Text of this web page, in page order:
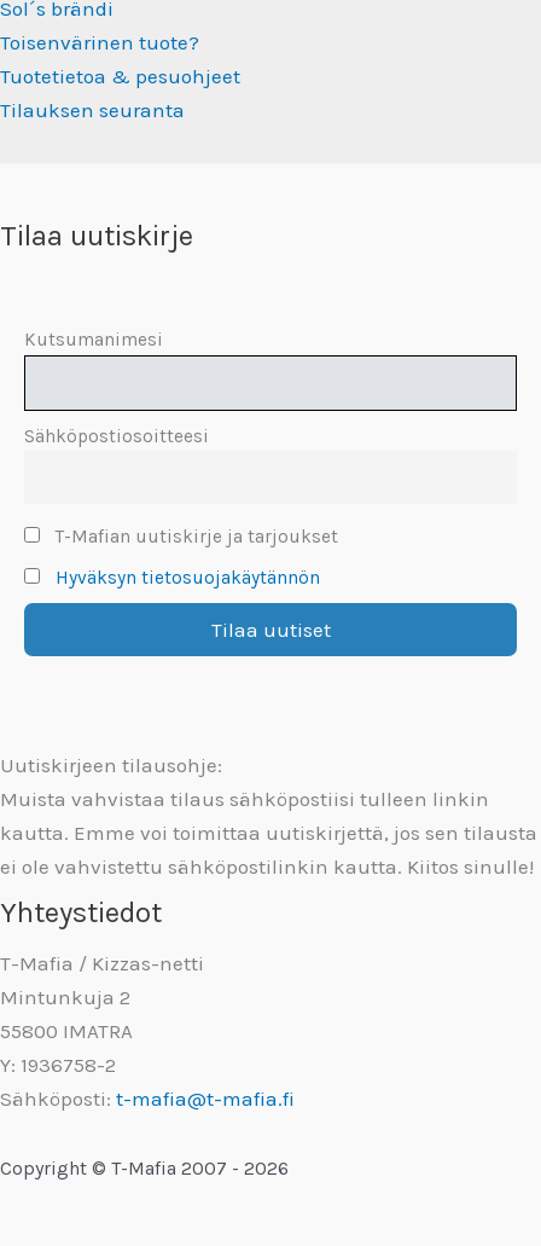
Sol´s brändi
Toisenvärinen tuote?
Tuotetietoa & pesuohjeet
Tilauksen seuranta
Tilaa uutiskirje
Kutsumanimesi
Sähköpostiosoitteesi
T-Mafian uutiskirje ja tarjoukset
Hyväksyn tietosuojakäytännön
Uutiskirjeen tilausohje:
Muista vahvistaa tilaus sähköpostiisi tulleen linkin
kautta. Emme voi toimittaa uutiskirjettä, jos sen tilausta
ei ole vahvistettu sähköpostilinkin kautta. Kiitos sinulle!
Yhteystiedot
T-Mafia / Kizzas-netti
Mintunkuja 2
55800 IMATRA
Y: 1936758-2
Sähköposti: t-mafia@t-mafia.fi
Copyright © T-Mafia 2007 - 2026